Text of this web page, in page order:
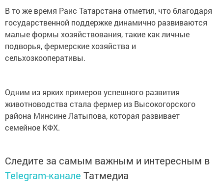
В то же время Раис Татарстана отметил, что благодаря
государственной поддержке динамично развиваются
малые формы хозяйствования, такие как личные
подворья, фермерские хозяйства и
сельхозкооперативы.
Одним из ярких примеров успешного развития
животноводства стала фермер из Высокогорского
района Минсине Латыпова, которая развивает
семейное КФХ.
Следите за самым важным и интересным в
Telegram-канале Татмедиа